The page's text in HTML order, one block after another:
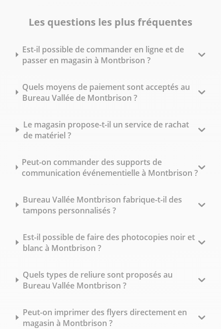
Les questions les plus fréquentes
Est-il possible de commander en ligne et de
passer en magasin à Montbrison ?
Quels moyens de paiement sont acceptés au
Bureau Vallée de Montbrison ?
Le magasin propose-t-il un service de rachat
de matériel ?
Peut-on commander des supports de
communication événementielle à Montbrison ?
Bureau Vallée Montbrison fabrique-t-il des
tampons personnalisés ?
Est-il possible de faire des photocopies noir et
blanc à Montbrison ?
Quels types de reliure sont proposés au
Bureau Vallée Montbrison ?
Peut-on imprimer des flyers directement en
magasin à Montbrison ?